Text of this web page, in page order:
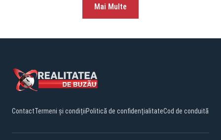
Mai Multe
ContactTermeni și condițiiPolitică de confidențialitateCod de conduită